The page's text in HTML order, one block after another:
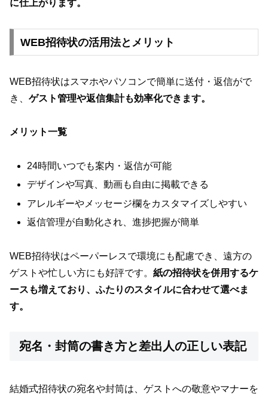
に仕上がります。
WEB招待状の活用法とメリット
WEB招待状はスマホやパソコンで簡単に送付・返信がで
き、 ゲスト管理や返信集計も効率化できます。
メリット一覧
24時間いつでも案内・返信が可能
デザインや写真、動画も自由に掲載できる
アレルギーやメッセージ欄をカスタマイズしやすい
返信管理が自動化され、進捗把握が簡単
WEB招待状はペーパーレスで環境にも配慮でき、遠方の
ゲストや忙しい方にも好評です。 紙の招待状を併用するケ
ースも増えており、ふたりのスタイルに合わせて選べま
す。
宛名・封筒の書き方と差出人の正しい表記
結婚式招待状の宛名や封筒は、ゲストへの敬意やマナーを